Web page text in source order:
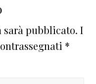
pubblicato. I
*